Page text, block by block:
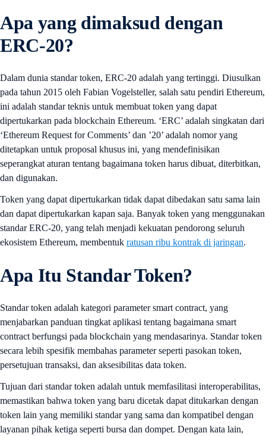
Apa yang dimaksud dengan
ERC-20?
Dalam dunia standar token, ERC-20 adalah yang tertinggi. Diusulkan
pada tahun 2015 oleh Fabian Vogelsteller, salah satu pendiri Ethereum,
ini adalah standar teknis untuk membuat token yang dapat
dipertukarkan pada blockchain Ethereum. ‘ERC’ adalah singkatan dari
‘Ethereum Request for Comments’ dan ’20’ adalah nomor yang
ditetapkan untuk proposal khusus ini, yang mendefinisikan
seperangkat aturan tentang bagaimana token harus dibuat, diterbitkan,
dan digunakan.
Token yang dapat dipertukarkan tidak dapat dibedakan satu sama lain
dan dapat dipertukarkan kapan saja. Banyak token yang menggunakan
standar ERC-20, yang telah menjadi kekuatan pendorong seluruh
ekosistem Ethereum, membentuk ratusan ribu kontrak di jaringan.
Apa Itu Standar Token?
Standar token adalah kategori parameter smart contract, yang
menjabarkan panduan tingkat aplikasi tentang bagaimana smart
contract berfungsi pada blockchain yang mendasarinya. Standar token
secara lebih spesifik membahas parameter seperti pasokan token,
persetujuan transaksi, dan aksesibilitas data token.
Tujuan dari standar token adalah untuk memfasilitasi interoperabilitas,
memastikan bahwa token yang baru dicetak dapat ditukarkan dengan
token lain yang memiliki standar yang sama dan kompatibel dengan
layanan pihak ketiga seperti bursa dan dompet. Dengan kata lain,